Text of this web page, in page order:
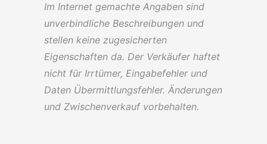
Im Internet gemachte Angaben sind
unverbindliche Beschreibungen und
stellen keine zugesicherten
Eigenschaften da. Der Verkäufer haftet
nicht für Irrtümer, Eingabefehler und
Daten Übermittlungsfehler. Änderungen
und Zwischenverkauf vorbehalten.